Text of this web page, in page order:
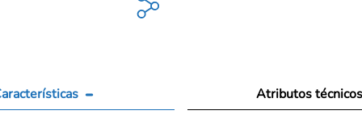
Atributos técnicos